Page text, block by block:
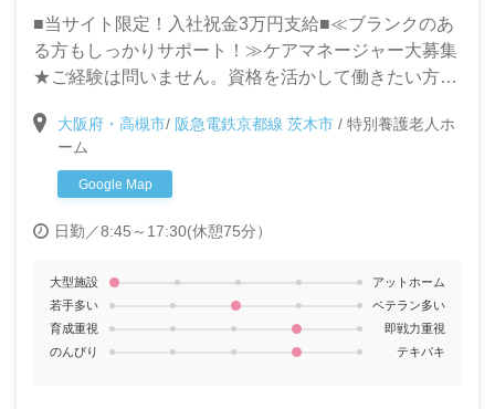
■当サイト限定！入社祝金3万円支給■≪ブランクのあ
る方もしっかりサポート！≫ケアマネージャー大募集
★ご経験は問いません。資格を活かして働きたい方、
大阪府・高槻市/ 阪急電鉄京都線 茨木市 / 特別養護老人ホ
ーム
Google Map
日勤／8:45～17:30(休憩75分）
大型施設
アットホーム
若手多い
ベテラン多い
育成重視
即戦力重視
のんびり
テキパキ